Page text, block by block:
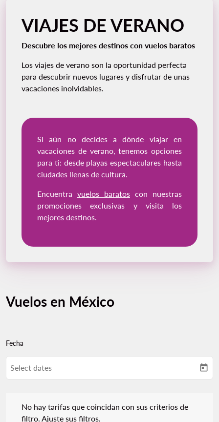
VIAJES DE VERANO
Descubre los mejores destinos con vuelos baratos
Los viajes de verano son la oportunidad perfecta
para descubrir nuevos lugares y disfrutar de unas
vacaciones inolvidables.
Si aún no decides a dónde viajar en
vacaciones de verano, tenemos opciones
para ti: desde playas espectaculares hasta
ciudades llenas de cultura.
Encuentra vuelos baratos con nuestras
promociones exclusivas y visita los
mejores destinos.
Vuelos en México
Fecha
Select dates today
No hay tarifas que coincidan con sus criterios de
filtro. Ajuste sus filtros.